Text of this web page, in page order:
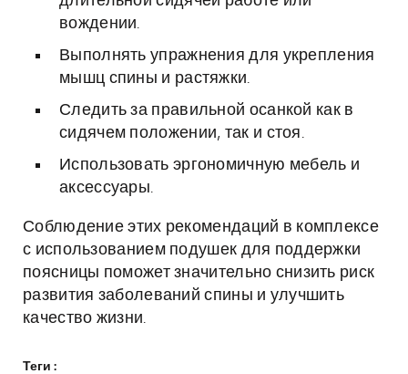
вождении.
Выполнять упражнения для укрепления
мышц спины и растяжки.
Следить за правильной осанкой как в
сидячем положении, так и стоя.
Использовать эргономичную мебель и
аксессуары.
Соблюдение этих рекомендаций в комплексе
с использованием подушек для поддержки
поясницы поможет значительно снизить риск
развития заболеваний спины и улучшить
качество жизни.
Теги :